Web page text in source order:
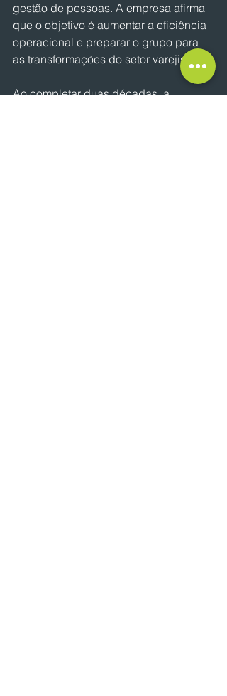
gestão de pessoas. A empresa afirma
que o objetivo é aumentar a eficiência
operacional e preparar o grupo para
as transformações do setor varejista.
Ao completar duas décadas, a